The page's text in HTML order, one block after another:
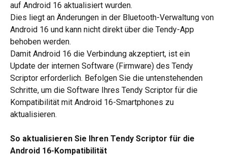
auf Android 16 aktualisiert wurden.
Dies liegt an Änderungen in der Bluetooth-Verwaltung von
Android 16 und kann nicht direkt über die Tendy-App
behoben werden.
Damit Android 16 die Verbindung akzeptiert, ist ein
Update der internen Software (Firmware) des Tendy
Scriptor erforderlich. Befolgen Sie die untenstehenden
Schritte, um die Software Ihres Tendy Scriptor für die
Kompatibilität mit Android 16-Smartphones zu
aktualisieren.
So aktualisieren Sie Ihren Tendy Scriptor für die
Android 16-Kompatibilität